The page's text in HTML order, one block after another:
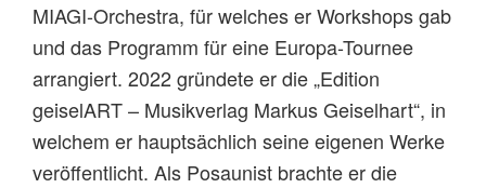
MIAGI-Orchestra, für welches er Workshops gab
und das Programm für eine Europa-Tournee
arrangiert. 2022 gründete er die „Edition
geiselART – Musikverlag Markus Geiselhart“, in
welchem er hauptsächlich seine eigenen Werke
veröffentlicht. Als Posaunist brachte er die